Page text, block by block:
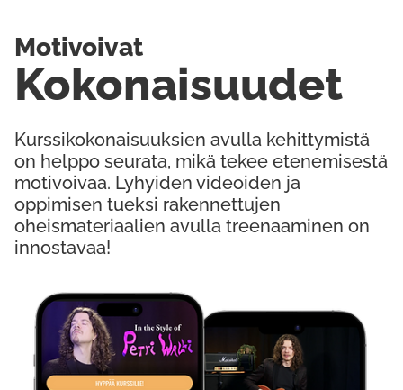
Kurssikokonaisuuksien avulla kehittymistä
on helppo seurata, mikä tekee etenemisestä
motivoivaa. Lyhyiden videoiden ja
oppimisen tueksi rakennettujen
oheismateriaalien avulla treenaaminen on
innostavaa!
Kokonaisuudet
Motivoivat